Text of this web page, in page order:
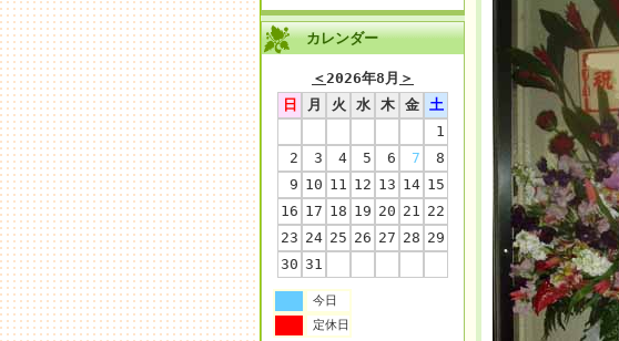
カレンダー
＜2026年8月 ＞
日
月 火 水 木 金
土
1
2
3 4 5 6 7
8
9 10 11 12 13 14 15
16 17 18 19 20 21 22
23 24 25 26 27 28 29
30 31
今日
定休日